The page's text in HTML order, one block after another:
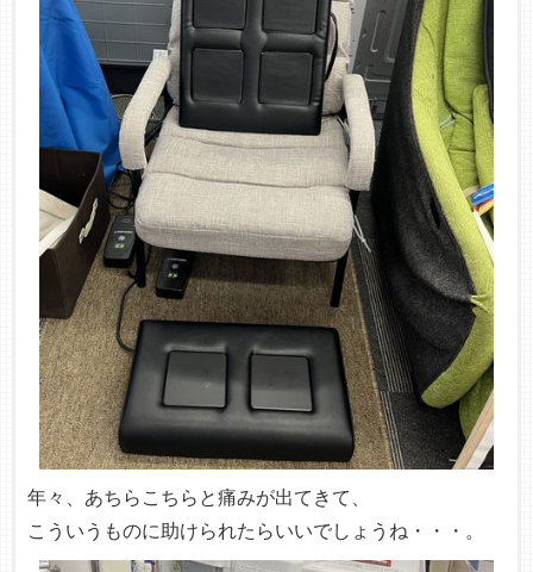
年々、あちらこちらと痛みが出てきて、
こういうものに助けられたらいいでしょうね・・・。